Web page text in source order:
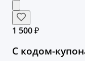
1 500 ₽
С кодом-